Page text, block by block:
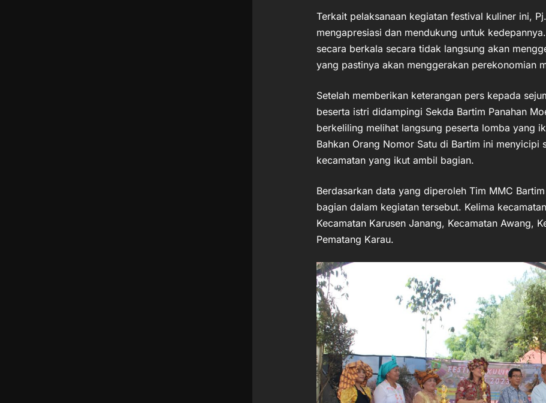
Terkait pelaksanaan kegiatan festival kuliner ini,
mengapresiasi dan mendukung untuk
secara berkala secara tidak langsung akan
yang pastinya akan menggerakan perekonomian
Setelah memberikan keterangan pers kepada
beserta istri didampingi Sekda Bartim Panahan
berkeliling melihat langsung peserta lomba yang
Bahkan Orang Nomor Satu di Bartim ini menyicipi
kecamatan yang ikut ambil bagian.
Berdasarkan data yang diperoleh Tim MMC
bagian dalam kegiatan tersebut. Kelima
Kecamatan Karusen Janang, Kecamatan Awang,
Pematang Karau.